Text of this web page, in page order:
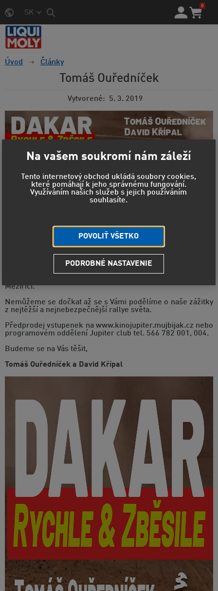
SK
0
Úvod Články
Tomáš Ouředníček
Vytvorené 5. 3. 2019
Vážení fanoušci Dakaru,
po dlouhé rekonvalescenci jsme zase zpět a v plné síle se
spoustou zážitků. Získat další medaili nebylo vůbec
Meziříčí.
Nemůžeme se dočkat až se s Vámi podělíme o naše zážitky
z nejtěžší a nejnebezpečnější rallye světa.
Předprodej vstupenek na www.kinojupiter.mujbijak.cz nebo
programovém oddělení Jupiter club tel. 566 782 001, 004.
Budeme se na Vás těšit,
Tomáš Ouředníček a David Křípal
Na vašem soukromí nám záleží
Tento internetový obchod ukládá soubory cookies,
které pomáhají k jeho správnému fungování.
Využíváním našich služeb s jejich používáním
souhlasíte.
POVOLIŤ VŠETKO
PODROBNÉ NASTAVENIE